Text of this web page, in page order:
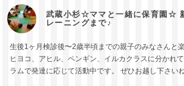
武蔵小杉☆ママと一緒に保育園☆
レーニングまで♪
生後1ヶ月検診後〜2歳半頃までの親子のみなさんと
ヒヨコ、アヒル、ペンギン、イルカクラスに分かれ
ラムで発達に応じて活動中です。 ぜひお越し下さい